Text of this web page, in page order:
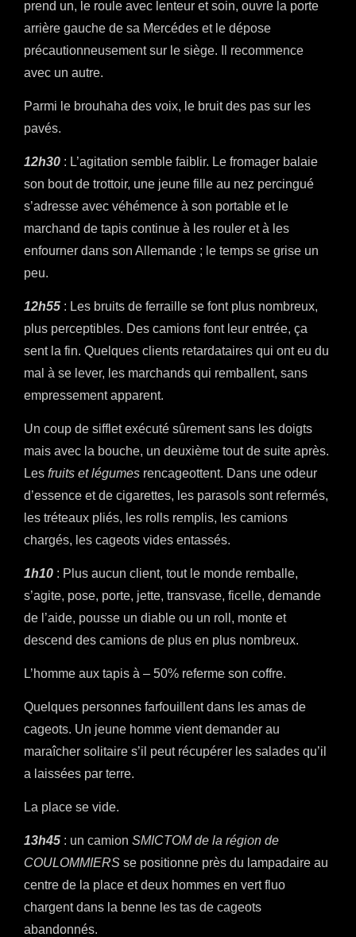
prend un, le roule avec lenteur et soin, ouvre la porte
arrière gauche de sa Mercédes et le dépose
précautionneusement sur le siège. Il recommence
avec un autre.
Parmi le brouhaha des voix, le bruit des pas sur les
pavés.
12h30 : L’agitation semble faiblir. Le fromager balaie
son bout de trottoir, une jeune fille au nez percingué
s’adresse avec véhémence à son portable et le
marchand de tapis continue à les rouler et à les
enfourner dans son Allemande ; le temps se grise un
peu.
12h55 : Les bruits de ferraille se font plus nombreux,
plus perceptibles. Des camions font leur entrée, ça
sent la fin. Quelques clients retardataires qui ont eu du
mal à se lever, les marchands qui remballent, sans
empressement apparent.
Un coup de sifflet exécuté sûrement sans les doigts
mais avec la bouche, un deuxième tout de suite après.
Les fruits et légumes rencageottent. Dans une odeur
d’essence et de cigarettes, les parasols sont refermés,
les tréteaux pliés, les rolls remplis, les camions
chargés, les cageots vides entassés.
1h10 : Plus aucun client, tout le monde remballe,
s’agite, pose, porte, jette, transvase, ficelle, demande
de l’aide, pousse un diable ou un roll, monte et
descend des camions de plus en plus nombreux.
L’homme aux tapis à – 50% referme son coffre.
Quelques personnes farfouillent dans les amas de
cageots. Un jeune homme vient demander au
maraîcher solitaire s’il peut récupérer les salades qu’il
a laissées par terre.
La place se vide.
13h45 : un camion SMICTOM de la région de
COULOMMIERS se positionne près du lampadaire au
centre de la place et deux hommes en vert fluo
chargent dans la benne les tas de cageots
abandonnés.